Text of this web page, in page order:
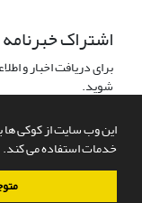
این وب سایت از کوکی ها
خدمات استفاده می کند.
اشتراک خبرنامه
برای دریافت اخبار و
شوید.